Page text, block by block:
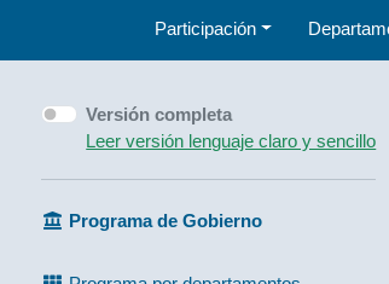
Participación
Versión completa
Leer versión lenguaje claro y sencillo
Programa de Gobierno